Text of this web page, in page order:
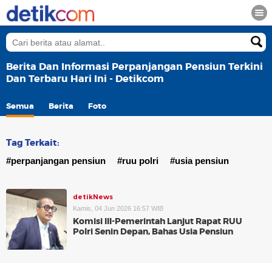
Berita Dan Informasi Perpanjangan Pensiun Terkini
Dan Terbaru Hari Ini - Detikcom
Semua Berita Foto
Tag Terkait:
#perpanjangan pensiun #ruu polri #usia pensiun
detikNews
Kamis, 04 Jun 2026 16:57 WIB
Komisi III-Pemerintah Lanjut Rapat RUU
Polri Senin Depan, Bahas Usia Pensiun